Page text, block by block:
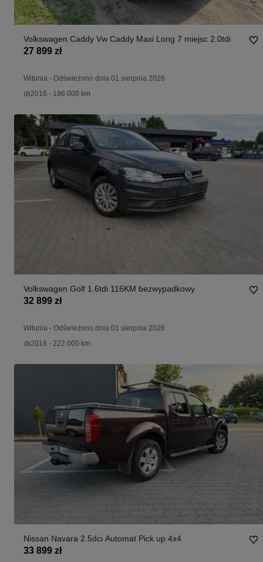
Volkswagen Caddy Vw Caddy Maxi Long 7 miejsc 2.0tdi
27 899 zł
Witunia - Odświeżono dnia 01 sierpnia 2026
2016 - 186 000 km
Volkswagen Golf 1.6tdi 116KM bezwypadkowy
32 899 zł
Witunia - Odświeżono dnia 01 sierpnia 2026
2018 - 222 000 km
Nissan Navara 2.5dci Automat Pick up 4x4
33 899 zł